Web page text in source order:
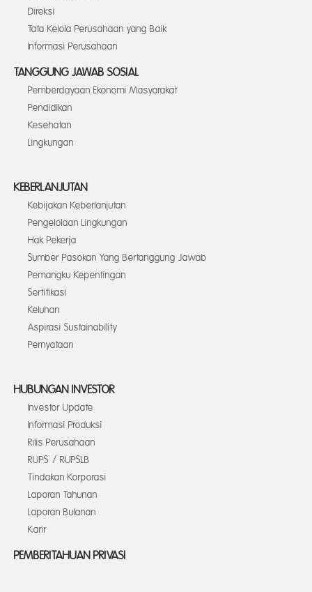
Direksi
Tata Kelola Perusahaan yang Baik
Informasi Perusahaan
TANGGUNG JAWAB SOSIAL
Pemberdayaan Ekonomi Masyarakat
Pendidikan
Kesehatan
Lingkungan
KEBERLANJUTAN
Kebijakan Keberlanjutan
Pengelolaan Lingkungan
Hak Pekerja
Sumber Pasokan Yang Bertanggung Jawab
Pemangku Kepentingan
Sertifikasi
Keluhan
Aspirasi Sustainability
Pernyataan
HUBUNGAN INVESTOR
Investor Update
Informasi Produksi
Rilis Perusahaan
RUPS / RUPSLB
Tindakan Korporasi
Laporan Tahunan
Laporan Bulanan
Karir
PEMBERITAHUAN PRIVASI